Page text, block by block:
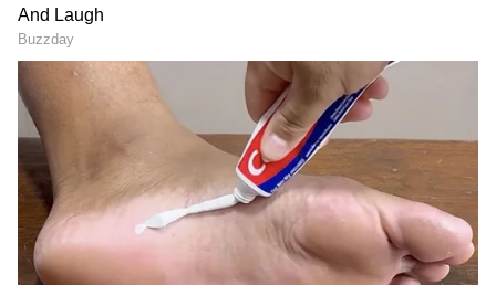
Viashak Death: ವೈಶಾಖ್ ಪತ್ನಿ ಬಿಚ್ಚಿಟ್ಟ ಸ್ಫೋಟಕ
ಸತ್ಯಗಳು- ಮಾತು ಬಿಟ್ಟಿದ್ದರು; ಮೆಸೇಜ್ ಮಾಡುತ್ತಿದ್ದರು;
Nandamuri Balakrishna
Movie: 112ನೇ ಸಿನಿಮಾ
ಮುಹೂರ್ತದಲ್ಲಿ ನಂದಮೂರಿ
ಬಾಲಕೃಷ್ಣ; ಸಖತ್‌ ಕಾಂಬಿನೇಶನ್‌
ಇದು
Priyanka Chopra: ಹಾಲಿವುಡ್‌
ಸಿನಿಮಾಗೆ ಪ್ರಿಯಾಂಕಾ ಚೋಪ್ರಾ
ನಾಯಕಿ; ಇದಕ್ಕಾಗಿ ನಟಿ
ಕಂಡುಕೊಂಡ ದಾರಿ ಯಾವುದು
ಗೊತ್ತಾ?